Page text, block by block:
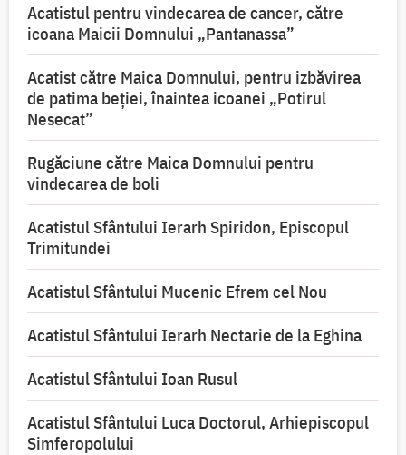
Acatistul pentru vindecarea de cancer, către
icoana Maicii Domnului „Pantanassa”
Acatist către Maica Domnului, pentru izbăvirea
de patima beției, înaintea icoanei „Potirul
Nesecat”
Rugăciune către Maica Domnului pentru
vindecarea de boli
Acatistul Sfântului Ierarh Spiridon, Episcopul
Trimitundei
Acatistul Sfântului Mucenic Efrem cel Nou
Acatistul Sfântului Ierarh Nectarie de la Eghina
Acatistul Sfântului Ioan Rusul
Acatistul Sfântului Luca Doctorul, Arhiepiscopul
Simferopolului